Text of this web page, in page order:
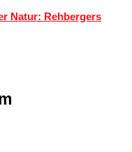
Natur: Rehbergers